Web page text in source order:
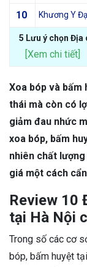
10 Khương Y
5 Lưu ý chọn Địa
[Xem chi tiết]
Xoa bóp và
thái mà còn có
giảm đau nhức
xoa bóp, bấm
nhiên chất
giá một cách
Review 10
tại Hà Nội
Trong số các cơ
bóp, bấm huyệt